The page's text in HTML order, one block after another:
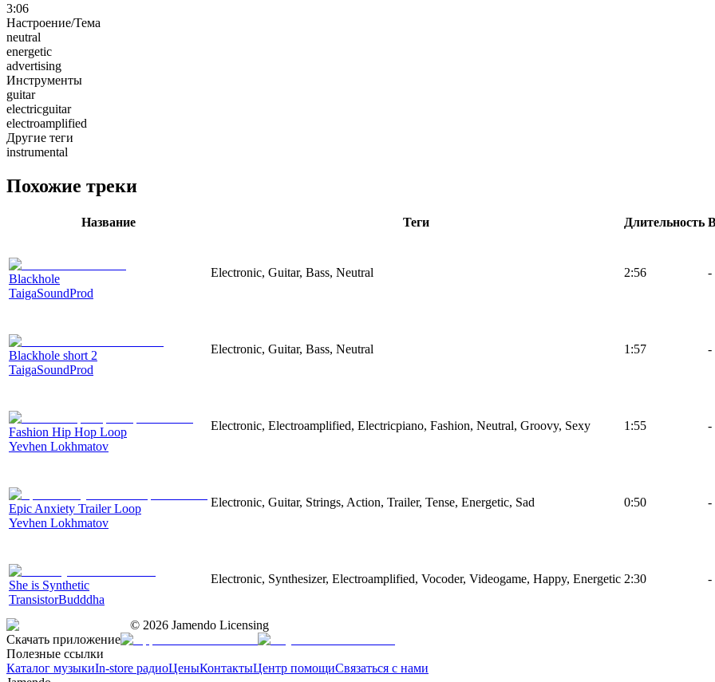
3:06
Настроение/Тема
neutral
energetic
advertising
Инструменты
guitar
electricguitar
electroamplified
Другие теги
instrumental
Похожие треки
Название Теги Длительность
Blackhole
TaigaSoundProd
Electronic, Guitar, Bass, Neutral 2:56 -
Blackhole short 2
TaigaSoundProd
Electronic, Guitar, Bass, Neutral 1:57 -
Fashion Hip Hop Loop
Yevhen Lokhmatov
Electronic, Electroamplified, Electricpiano, Fashion, Neutral, Groovy, Sexy 1:55 -
Epic Anxiety Trailer Loop
Yevhen Lokhmatov
Electronic, Guitar, Strings, Action, Trailer, Tense, Energetic, Sad 0:50 -
She is Synthetic
TransistorBudddha
Electronic, Synthesizer, Electroamplified, Vocoder, Videogame, Happy, Energetic 2:30 -
© 2026 Jamendo Licensing
Скачать приложение
Полезные ссылки
Каталог музыкиIn-store радиоЦеныКонтактыЦентр помощиСвязаться с нами